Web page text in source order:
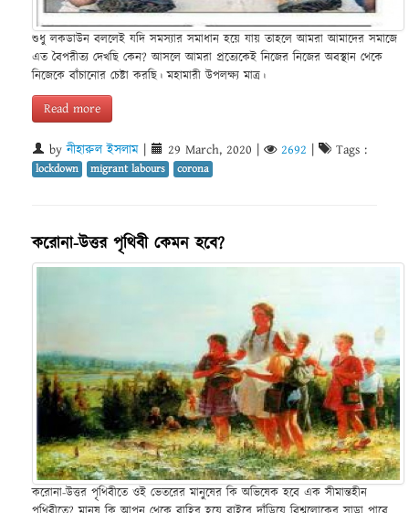
শুধু লকডাউন বললেই যদি সমস্যার সমাধান হয়ে যায় তাহলে আমরা আমাদের সমাজে
এত বৈপরীত্য দেখছি কেন? আসলে আমরা প্রত্যেকেই নিজের নিজের অবস্থান থেকে
নিজেকে বাঁচানোর চেষ্টা করছি। মহামারী উপলক্ষ্য মাত্র।
Read more
byনীহারুল ইসলাম 29 March, 2020 2692 Tags :
lockdown migrant labours corona
করোনা-উত্তর পৃথিবী কেমন হবে?
করোনা-উত্তর পৃথিবীতে ওই ভেতরের মানুষের কি অভিষেক হবে এক সীমান্তহীন